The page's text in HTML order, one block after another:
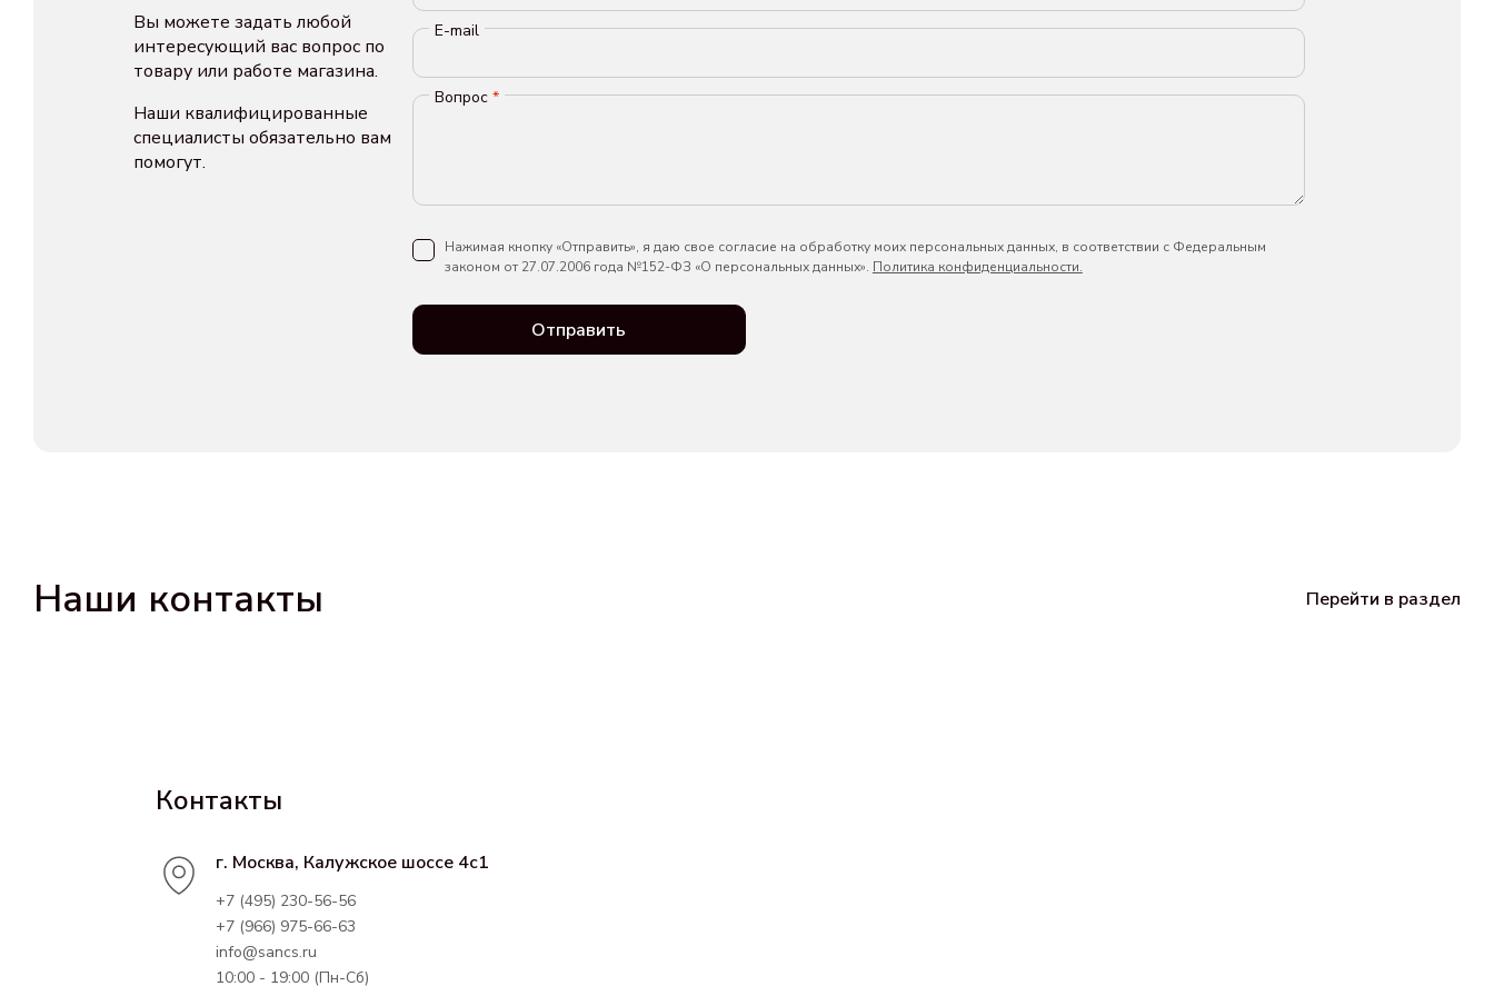
Вы можете задать любой
интересующий вас вопрос по
товару или работе магазина.
Наши квалифицированные
специалисты обязательно вам
помогут.
E-mail
Вопрос *
Нажимая кнопку «Отправить», я даю свое согласие на обработку моих персональных данных, в соответствии с Федеральным
законом от 27.07.2006 года №152-ФЗ «О персональных данных». Политика конфиденциальности.
Отправить
Наши контакты Перейти в раздел
Контакты
г. Москва, Калужское шоссе 4с1
+7 (495) 230-56-56
+7 (966) 975-66-63
info@sancs.ru
10:00 - 19:00 (Пн-Сб)